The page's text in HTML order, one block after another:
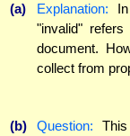
(a) Explanation:
"invalid"
document.
collect from
(b) Question: